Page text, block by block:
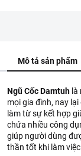
Mô tả sản phẩm
Ngũ Cốc Damtuh
mọi gia đình, nay
làm từ sự kết hợp
chứa nhiều công
giúp người dùng
thần tốt khi làm